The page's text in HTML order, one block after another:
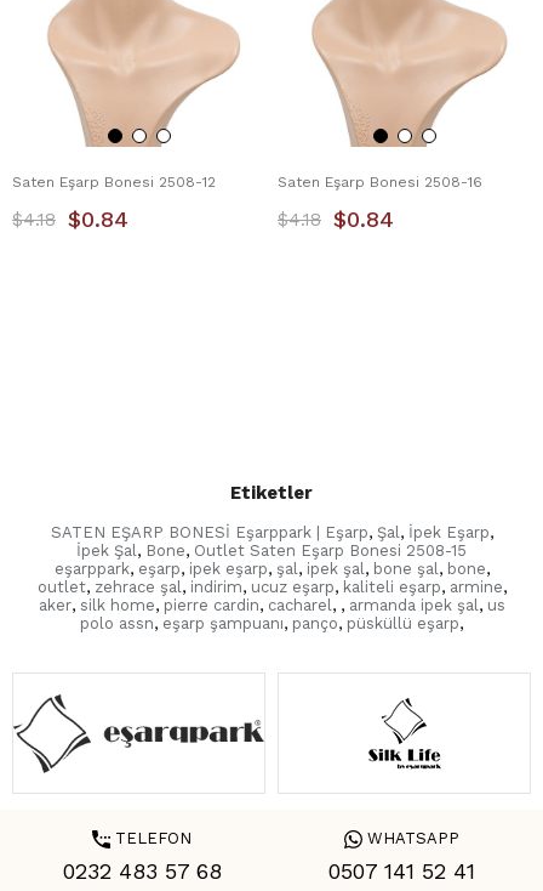
Saten Eşarp Bonesi 2508-12
$0.84
$4.18
Saten Eşarp Bonesi 2508-16
$0.84
$4.18
Etiketler
SATEN EŞARP BONESİ Eşarppark | Eşarp, Şal, İpek Eşarp,
İpek Şal, Bone, Outlet Saten Eşarp Bonesi 2508-15
eşarppark, eşarp, ipek eşarp, şal, ipek şal, bone şal, bone,
outlet, zehrace şal, indirim, ucuz eşarp, kaliteli eşarp, armine,
aker, silk home, pierre cardin, cacharel, , armanda ipek şal, us
polo assn, eşarp şampuanı, panço, püsküllü eşarp,
TELEFON
0232 483 57 68
WHATSAPP
0507 141 52 41